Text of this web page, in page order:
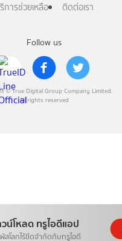
น์โหลด ทรูไอดีแอป
สโลกไร้ขีดจำกัดกับทรูไอดี
Follow us
© True Digital Group Company Limited.
All rights reserved
การช่วยเหลือ
ติดต่อเรา